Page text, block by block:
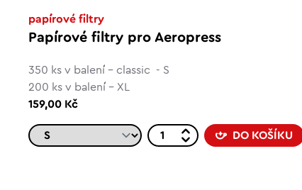
papírové filtry
Papírové filtry pro Aeropress
350 ks v balení - classic - S
200 ks v balení - XL
159,00 Kč
DO KOŠÍKU